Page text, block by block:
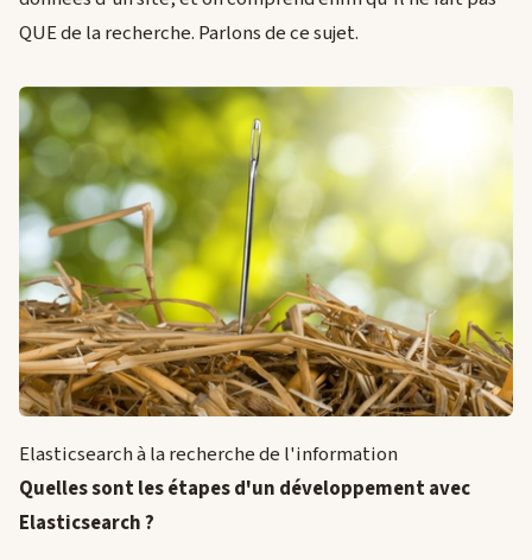
QUE de la recherche. Parlons de ce sujet.
Elasticsearch à la recherche de l'information
Quelles sont les étapes d'un développement avec
Elasticsearch ?